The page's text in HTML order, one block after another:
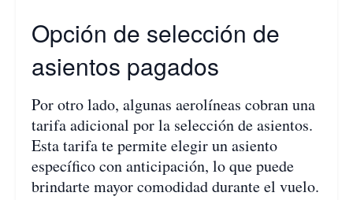
Opción de selección de
asientos pagados
Por otro lado, algunas aerolíneas cobran una
tarifa adicional por la selección de asientos.
Esta tarifa te permite elegir un asiento
específico con anticipación, lo que puede
brindarte mayor comodidad durante el vuelo.